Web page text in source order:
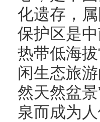
化遗存，
保护区是
热带低海
闲生态旅
然天然盆
泉而成为